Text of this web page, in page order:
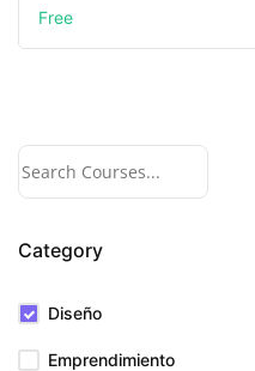
Free
Category
Diseño
Emprendimiento